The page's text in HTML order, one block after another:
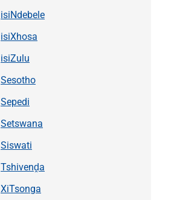
isiNdebele
isiXhosa
isiZulu
Sesotho
Sepedi
Setswana
Siswati
Tshivenḓa
XiTsonga